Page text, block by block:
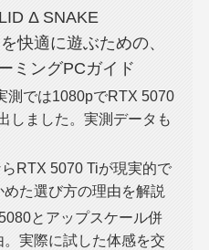
Δ SNAKE
快適に遊ぶための、
ミングPCガイド
測では1080pでRTX 5070
しました。実測データも
RTX 5070 Tiが現実的で
た選び方の理由を解説
とアップスケール併
。実際に試した体感を交